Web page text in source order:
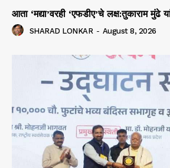
आता ‘मद्या’वरही ‘एफडीए’चे लक्ष:तुकाराम मुंढे
SHARAD LONKAR - August 8, 2026